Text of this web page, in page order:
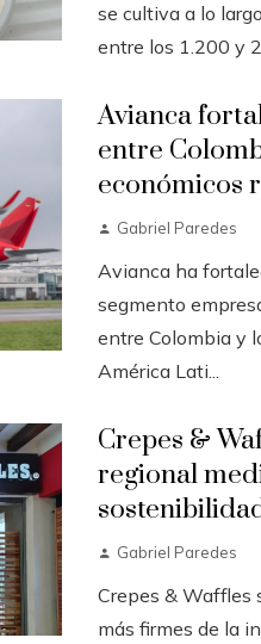
se cultiva a lo
entre los 1.200 y
Avianca
entre
económicos
Gabriel Paredes
Avianca ha
segmento
entre Colombia y
América Lati...
Crepes &
regional
Gabriel Paredes
Crepes & Waffles
más firmes de la